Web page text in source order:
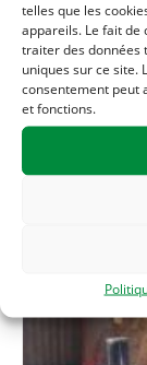
telles que les
appareils. Le fait de
traiter des données
uniques sur ce site.
consentement peut
et fonctions.
1 rue des
Clisson, 44190
Téléphone
06 33 56 20 56
Related